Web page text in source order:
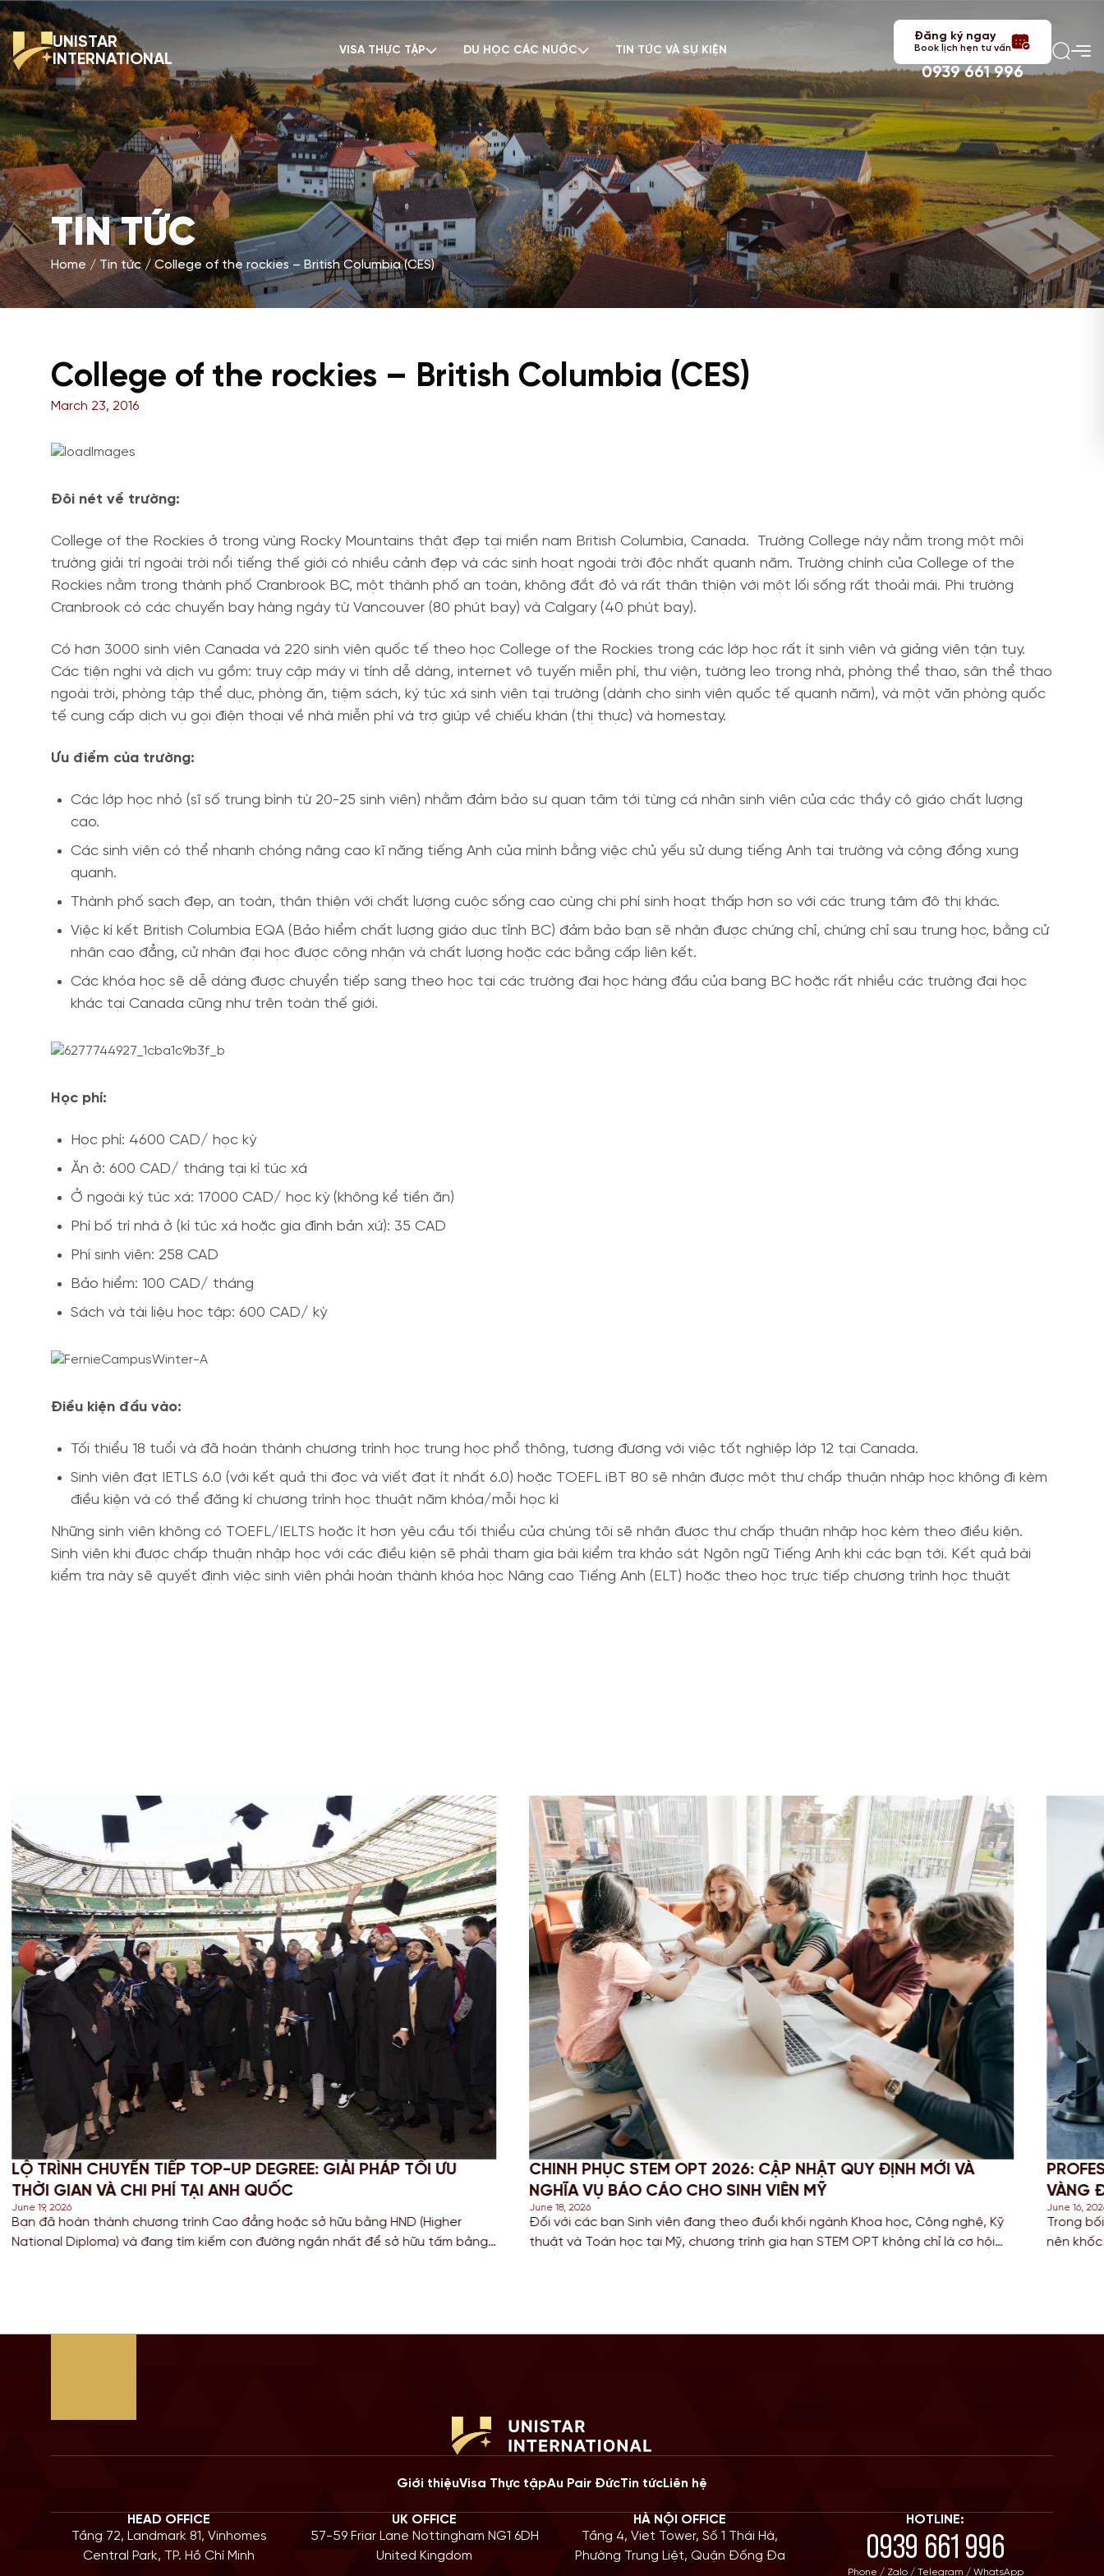
UNISTAR
INTERNATIONAL
VISA THỰC TẬP DU HỌC CÁC NƯỚC TIN TỨC VÀ SỰ KIỆN
Đăng ký ngay
Book lịch hẹn tư vấn
0939 661 996
TIN TỨC
Home Tin tức College of the rockies – British Columbia (CES)
College of the rockies – British Columbia (CES)
March 23, 2016
Đôi nét về trường:
College of the Rockies ở trong vùng Rocky Mountains thật đẹp tại miền nam British Columbia, Canada. Trường College này nằm trong một môi
trường giải trí ngoài trời nổi tiếng thế giới có nhiều cảnh đẹp và các sinh hoạt ngoài trời độc nhất quanh năm. Trường chính của College of the
Rockies nằm trong thành phố Cranbrook BC, một thành phố an toàn, không đắt đỏ và rất thân thiện với một lối sống rất thoải mái. Phi trường
Cranbrook có các chuyến bay hàng ngày từ Vancouver (80 phút bay) và Calgary (40 phút bay).
Có hơn 3000 sinh viên Canada và 220 sinh viên quốc tế theo học College of the Rockies trong các lớp học rất ít sinh viên và giảng viên tận tụy.
Các tiện nghi và dịch vụ gồm: truy cập máy vi tính dễ dàng, internet vô tuyến miễn phí, thư viện, tường leo trong nhà, phòng thể thao, sân thể thao
ngoài trời, phòng tập thể dục, phòng ăn, tiệm sách, ký túc xá sinh viên tại trường (dành cho sinh viên quốc tế quanh năm), và một văn phòng quốc
tế cung cấp dịch vụ gọi điện thoại về nhà miễn phí và trợ giúp về chiếu khán (thị thực) và homestay.
Ưu điểm của trường:
Các lớp học nhỏ (sĩ số trung bình từ 20-25 sinh viên) nhằm đảm bảo sự quan tâm tới từng cá nhân sinh viên của các thầy cô giáo chất lượng
cao.
Các sinh viên có thể nhanh chóng nâng cao kĩ năng tiếng Anh của mình bằng việc chủ yếu sử dụng tiếng Anh tại trường và cộng đồng xung
quanh.
Thành phố sạch đẹp, an toàn, thân thiện với chất lượng cuộc sống cao cùng chi phí sinh hoạt thấp hơn so với các trung tâm đô thị khác.
Việc kí kết British Columbia EQA (Bảo hiểm chất lượng giáo dục tỉnh BC) đảm bảo bạn sẽ nhận được chứng chỉ, chứng chỉ sau trung học, bằng cử
nhân cao đẳng, cử nhân đại học được công nhận và chất lượng hoặc các bằng cấp liên kết.
Các khóa học sẽ dễ dàng được chuyển tiếp sang theo học tại các trường đại học hàng đầu của bang BC hoặc rất nhiều các trường đại học
khác tại Canada cũng như trên toàn thế giới.
Học phí:
Học phí: 4600 CAD/ học kỳ
Ăn ở: 600 CAD/ tháng tại kí túc xá
Ở ngoài ký túc xá: 17000 CAD/ học kỳ (không kể tiền ăn)
Phí bố trí nhà ở (kí túc xá hoặc gia đình bản xứ): 35 CAD
Phí sinh viên: 258 CAD
Bảo hiểm: 100 CAD/ tháng
Sách và tài liệu học tập: 600 CAD/ kỳ
Điều kiện đầu vào:
Tối thiểu 18 tuổi và đã hoàn thành chương trình học trung học phổ thông, tương đương với việc tốt nghiệp lớp 12 tại Canada.
Sinh viên đạt IETLS 6.0 (với kết quả thi đọc và viết đạt ít nhất 6.0) hoặc TOEFL iBT 80 sẽ nhận được một thư chấp thuận nhập học không đi kèm
điều kiện và có thể đăng kí chương trình học thuật năm khóa/mỗi học kì
Những sinh viên không có TOEFL/IELTS hoặc ít hơn yêu cầu tối thiểu của chúng tôi sẽ nhận được thư chấp thuận nhập học kèm theo điều kiện.
Sinh viên khi được chấp thuận nhập học với các điều kiện sẽ phải tham gia bài kiểm tra khảo sát Ngôn ngữ Tiếng Anh khi các bạn tới. Kết quả bài
kiểm tra này sẽ quyết định việc sinh viên phải hoàn thành khóa học Nâng cao Tiếng Anh (ELT) hoặc theo học trực tiếp chương trình học thuật
UP DEGREE: GIẢI PHÁP TỐI ƯU
QUỐC
đẳng hoặc sở hữu bằng HND (Higher
con đường ngắn nhất để sở hữu tấm bằng
CHINH PHỤC STEM OPT 2026: CẬP NHẬT QUY ĐỊNH MỚI VÀ
NGHĨA VỤ BÁO CÁO CHO SINH VIÊN MỸ
Đối với các bạn Sinh viên đang theo đuổi khối ngành Khoa học, Công nghệ, Kỹ
thuật và Toán học tại Mỹ, chương trình gia hạn STEM OPT không chỉ là cơ hội
PROFESSIONAL YEAR (PY) LÀ GÌ?
VÀNG ĐỂ CỘNG ĐIỂM ĐỊNH CƯ ÚC
Trong bối cảnh cuộc đua giành tấm thẻ
nên khốc liệt vào năm 2026, các bạn Sinh
Giới thiệuVisa Thực tậpAu Pair ĐứcTin tứcLiên hệ
HEAD OFFICE
Tầng 72, Landmark 81, Vinhomes
Central Park, TP. Hồ Chí Minh
UK OFFICE
57-59 Friar Lane Nottingham NG1 6DH
United Kingdom
HÀ NỘI OFFICE
Tầng 4, Viet Tower, Số 1 Thái Hà,
Phường Trung Liệt, Quận Đống Đa
HOTLINE:
0939 661 996
Phone / Zalo / Telegram / WhatsApp